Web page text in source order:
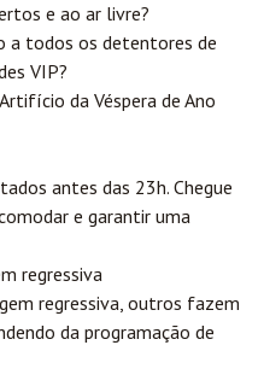
e ao ar livre?
a todos os detentores de
VIP?
da Véspera de Ano
antes das 23h. Chegue
e garantir uma
regressiva
regressiva, outros fazem
da programação de